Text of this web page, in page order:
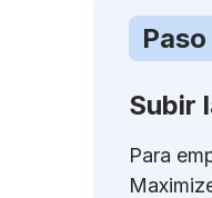
Paso
Subir
Para